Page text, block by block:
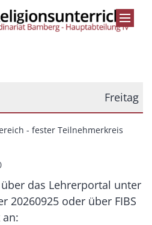
Freitag
- fester Teilnehmerkreis
das Lehrerportal unter
20260925 oder über FIBS